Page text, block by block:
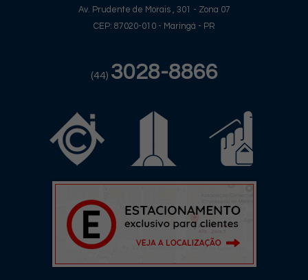
Av. Prudente de Morais , 301 - Zona 07
CEP: 87020-010 - Maringá - PR
(44) 3028-8866